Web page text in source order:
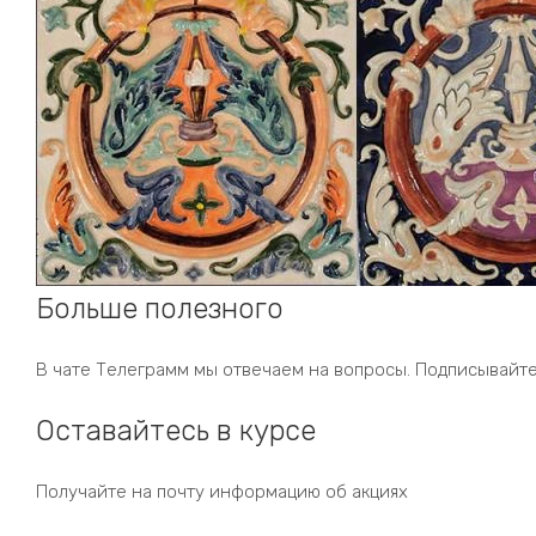
Больше полезного
В чате Телеграмм мы отвечаем на вопросы.
Оставайтесь в курсе
Получайте на почту информацию об акциях